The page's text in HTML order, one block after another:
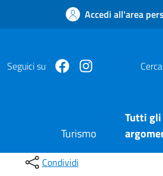
Accedi all'area
Seguici su Facebookhttps:// Cerca
Turismo
Tutti gli
Condividi